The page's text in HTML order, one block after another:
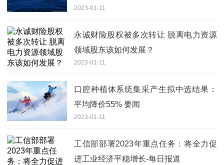
2023-01-11
永诚财险股权被多次转让 脱离电力资源
领域股东该如何发展？
2023-01-11
口腔种植体系统集采产生拟中选结果：
平均降价55% 要闻
2023-01-11
工信部部署2023年重点任务：将全力促
进工业经济平稳增长-每日报道